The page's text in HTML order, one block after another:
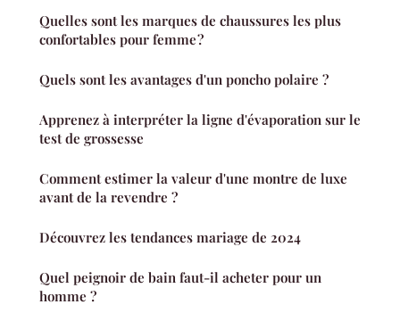
Quelles sont les marques de chaussures les plus
confortables pour femme ?
Quels sont les avantages d'un poncho polaire ?
Apprenez à interpréter la ligne d'évaporation sur le
test de grossesse
Comment estimer la valeur d'une montre de luxe
avant de la revendre ?
Découvrez les tendances mariage de 2024
Quel peignoir de bain faut-il acheter pour un
homme ?